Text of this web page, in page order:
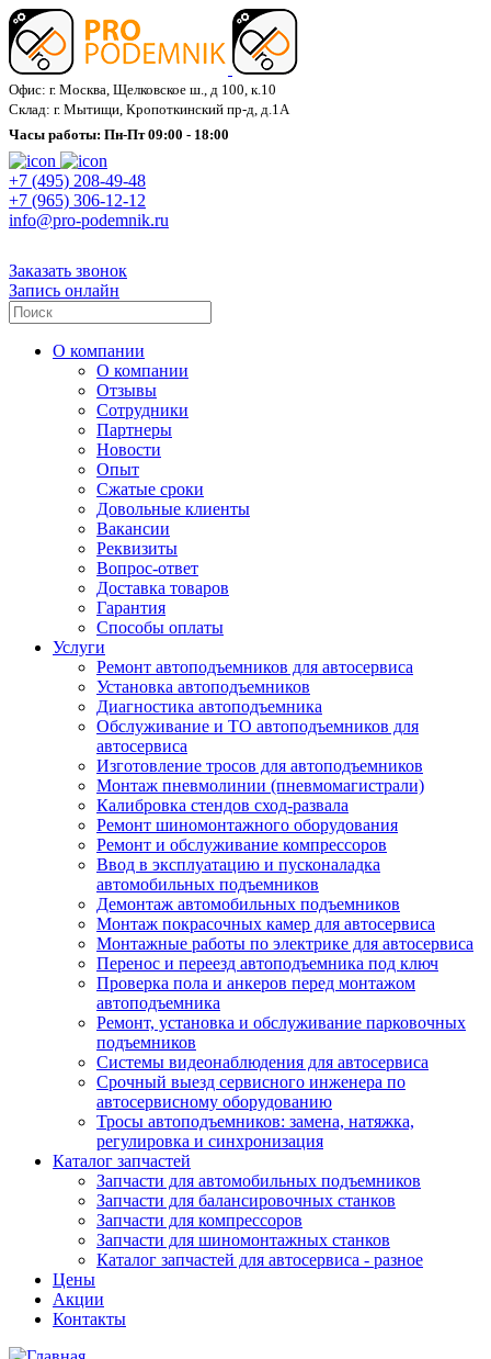
Офис: г. Москва, Щелковское ш., д 100, к.10
Склад: г. Мытищи, Кропоткинский пр-д, д.1А
Часы работы: Пн-Пт 09:00 - 18:00
+7 (495) 208-49-48
+7 (965) 306-12-12
info@pro-podemnik.ru
Заказать звонок
Запись онлайн
О компании
О компании
Отзывы
Сотрудники
Партнеры
Новости
Опыт
Сжатые сроки
Довольные клиенты
Вакансии
Реквизиты
Вопрос-ответ
Доставка товаров
Гарантия
Способы оплаты
Услуги
Ремонт автоподъемников для автосервиса
Установка автоподъемников
Диагностика автоподъемника
Обслуживание и ТО автоподъемников для
автосервиса
Изготовление тросов для автоподъемников
Монтаж пневмолинии (пневмомагистрали)
Калибровка стендов сход-развала
Ремонт шиномонтажного оборудования
Ремонт и обслуживание компрессоров
Ввод в эксплуатацию и пусконаладка
автомобильных подъемников
Демонтаж автомобильных подъемников
Монтаж покрасочных камер для автосервиса
Монтажные работы по электрике для автосервиса
Перенос и переезд автоподъемника под ключ
Проверка пола и анкеров перед монтажом
автоподъемника
Ремонт, установка и обслуживание парковочных
подъемников
Системы видеонаблюдения для автосервиса
Срочный выезд сервисного инженера по
автосервисному оборудованию
Тросы автоподъемников: замена, натяжка,
регулировка и синхронизация
Каталог запчастей
Запчасти для автомобильных подъемников
Запчасти для балансировочных станков
Запчасти для компрессоров
Запчасти для шиномонтажных станков
Каталог запчастей для автосервиса - разное
Цены
Акции
Контакты